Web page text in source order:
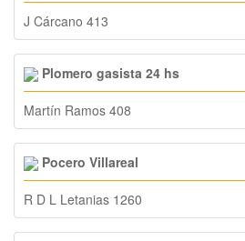
J Cárcano 413
Plomero gasista 24 hs
Martín Ramos 408
Pocero Villareal
R D L Letanias 1260